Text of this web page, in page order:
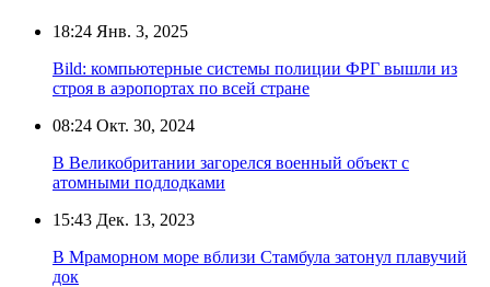
18:24 Янв. 3, 2025
Bild: компьютерные системы полиции ФРГ вышли из
строя в аэропортах по всей стране
08:24 Окт. 30, 2024
В Великобритании загорелся военный объект с
атомными подлодками
15:43 Дек. 13, 2023
В Мраморном море вблизи Стамбула затонул плавучий
док